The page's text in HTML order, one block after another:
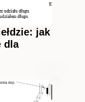
jak
dla